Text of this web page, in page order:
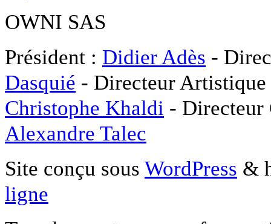
OWNI SAS
Président : Didier Adès -
Dasquié - Directeur
Christophe Khaldi -
Alexandre Talec
Site conçu sous WordPress &
ligne